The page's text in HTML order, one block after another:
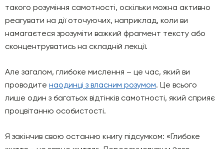
такого розуміння самотності, оскільки можна активно
реагувати на дії оточуючих, наприклад, коли ви
намагаєтеся зрозуміти важкий фрагмент тексту або
сконцентруватись на складній лекції.
Але загалом, глибоке мислення – це час, який ви
проводите наодинці з власним розумом. Це всього
лише один з багатьох відтінків самотності, який сприяє
процвітанню особистості.
Я закінчив свою останню книгу підсумком: «Глибоке